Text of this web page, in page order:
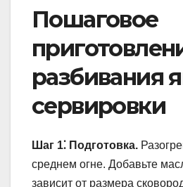
Пошаговое
разбивания
сервировки
Шаг 1⁚ Подготовка.
среднем огне. Добавьте
зависит от размера